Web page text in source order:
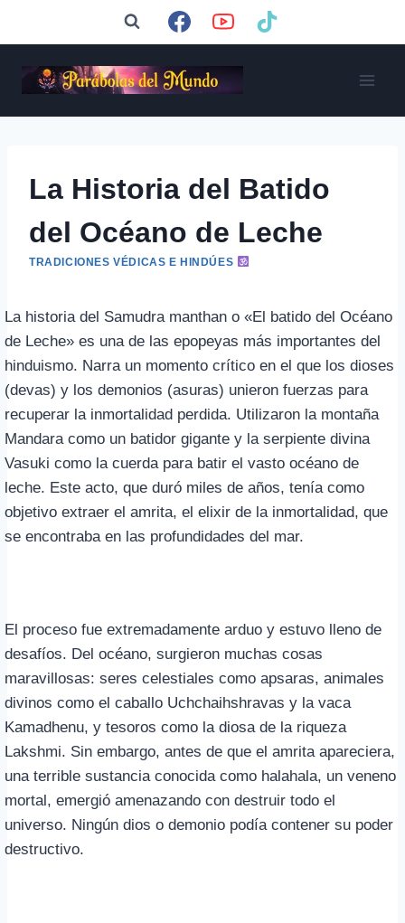
La Historia del Batido
del Océano de Leche
TRADICIONES VÉDICAS E HINDÚES
La historia del Samudra manthan o «El batido del Océano
de Leche» es una de las epopeyas más importantes del
hinduismo. Narra un momento crítico en el que los dioses
(devas) y los demonios (asuras) unieron fuerzas para
recuperar la inmortalidad perdida. Utilizaron la montaña
Mandara como un batidor gigante y la serpiente divina
Vasuki como la cuerda para batir el vasto océano de
leche. Este acto, que duró miles de años, tenía como
objetivo extraer el amrita, el elixir de la inmortalidad, que
se encontraba en las profundidades del mar.
El proceso fue extremadamente arduo y estuvo lleno de
desafíos. Del océano, surgieron muchas cosas
maravillosas: seres celestiales como apsaras, animales
divinos como el caballo Uchchaihshravas y la vaca
Kamadhenu, y tesoros como la diosa de la riqueza
Lakshmi. Sin embargo, antes de que el amrita apareciera,
una terrible sustancia conocida como halahala, un veneno
mortal, emergió amenazando con destruir todo el
universo. Ningún dios o demonio podía contener su poder
destructivo.